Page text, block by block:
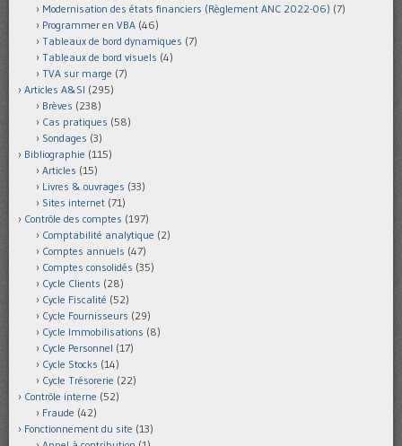
Modernisation des états financiers (Règlement ANC 2022-06) (7)
Programmer en VBA (46)
Tableaux de bord dynamiques (7)
Tableaux de bord visuels (4)
TVA sur marge (7)
Articles A&SI (295)
Brèves (238)
Cas pratiques (58)
Sondages (3)
Bibliographie (115)
Articles (15)
Livres & ouvrages (33)
Sites internet (71)
Contrôle des comptes (197)
Comptabilité analytique (2)
Comptes annuels (47)
Comptes consolidés (35)
Cycle Clients (28)
Cycle Fiscalité (52)
Cycle Fournisseurs (29)
Cycle Immobilisations (8)
Cycle Personnel (17)
Cycle Stocks (14)
Cycle Trésorerie (22)
Contrôle interne (52)
Fraude (42)
Fonctionnement du site (13)